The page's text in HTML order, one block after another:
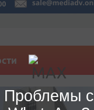
Проблемы с